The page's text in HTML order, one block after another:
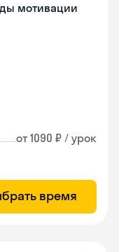
мотивации
от 1090 ₽ / урок
время